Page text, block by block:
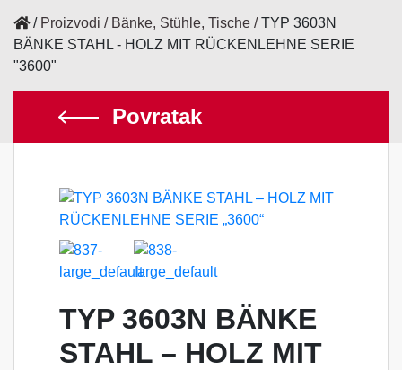
/ Proizvodi Bänke, Stühle, Tische
TYP 3603N
BÄNKE STAHL - HOLZ MIT RÜCKENLEHNE SERIE
"3600"
Povratak
TYP 3603N BÄNKE
STAHL – HOLZ MIT